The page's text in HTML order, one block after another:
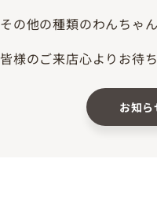
その他の種類のわんちゃ
皆様のご来店心よりお待
お知